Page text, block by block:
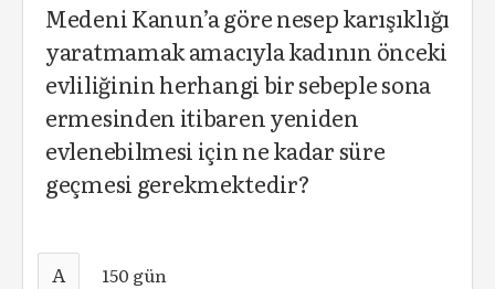
Medeni Kanun’a göre nesep karışıklığı
yaratmamak amacıyla kadının önceki
evliliğinin herhangi bir sebeple sona
ermesinden itibaren yeniden
evlenebilmesi için ne kadar süre
geçmesi gerekmektedir?
A 150 gün